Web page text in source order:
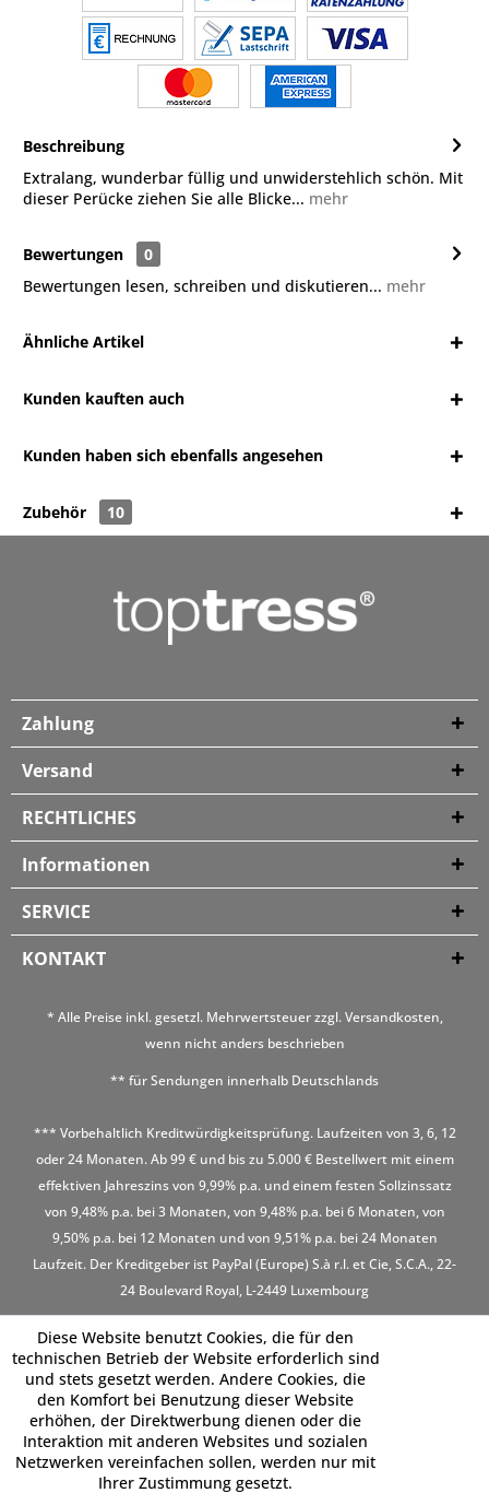
Beschreibung
Extralang, wunderbar füllig und unwiderstehlich schön. Mit
dieser Perücke ziehen Sie alle Blicke... mehr
Bewertungen
0
Bewertungen lesen, schreiben und diskutieren... mehr
Ähnliche Artikel
Kunden kauften auch
Kunden haben sich ebenfalls angesehen
Zubehör 10
Zahlung
Versand
RECHTLICHES
Informationen
SERVICE
KONTAKT
* Alle Preise inkl. gesetzl. Mehrwertsteuer zzgl.Versandkosten,
wenn nicht anders beschrieben
** für Sendungen innerhalb Deutschlands
*** Vorbehaltlich Kreditwürdigkeitsprüfung. Laufzeiten von 3, 6, 12
oder 24 Monaten. Ab 99 € und bis zu 5.000 € Bestellwert mit einem
effektiven Jahreszins von 9,99% p.a. und einem festen Sollzinssatz
von 9,48% p.a. bei 3 Monaten, von 9,48% p.a. bei 6 Monaten, von
9,50% p.a. bei 12 Monaten und von 9,51% p.a. bei 24 Monaten
Laufzeit. Der Kreditgeber ist PayPal (Europe) S.à r.l. et Cie, S.C.A., 22-
24 Boulevard Royal, L-2449 Luxembourg
Diese Website benutzt Cookies, die für den
technischen Betrieb der Website erforderlich sind
und stets gesetzt werden. Andere Cookies, die
den Komfort bei Benutzung dieser Website
erhöhen, der Direktwerbung dienen oder die
Interaktion mit anderen Websites und sozialen
Netzwerken vereinfachen sollen, werden nur mit
Ihrer Zustimmung gesetzt.